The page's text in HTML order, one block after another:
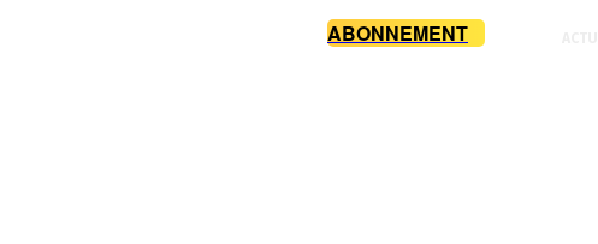
ABONNEMENT